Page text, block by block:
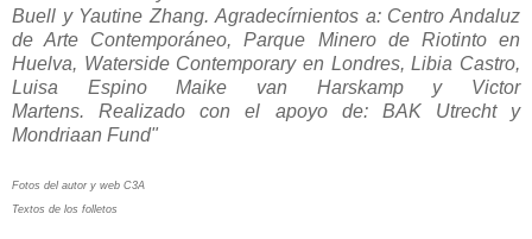
Buell y Yautine Zhang.Agradecírnientos a: Centro Andaluz
de Arte Contemporáneo, Parque Minero de Riotinto en
Huelva, Waterside Contemporary en Londres, Libia Castro,
Luisa Espino Maike van Harskamp y Victor
Martens.Realizado con el apoyo de: BAK Utrecht y
Mondriaan Fund"
Fotos del autor y web C3A
Textos de los folletos